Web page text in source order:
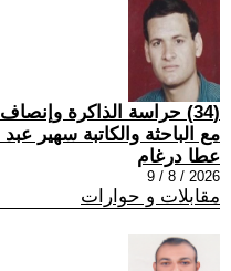
(34) حراسة الذاكرة
مع الباحثة والكاتبة سهير عبد
عطا درغام
2026 / 8 / 9
مقابلات و حوارات